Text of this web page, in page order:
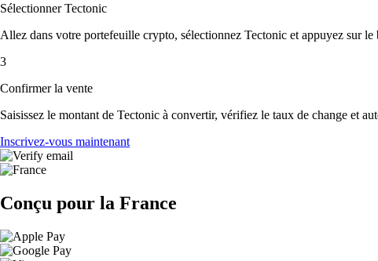
Sélectionner Tectonic
Allez dans votre portefeuille crypto, sélectionnez Tectonic et appuyez sur le
3
Confirmer la vente
Saisissez le montant de Tectonic à convertir, vérifiez le taux de change et
Inscrivez-vous maintenant
Conçu pour la France